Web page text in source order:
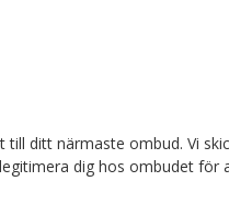
ditt närmaste ombud. Vi
dig hos ombudet för